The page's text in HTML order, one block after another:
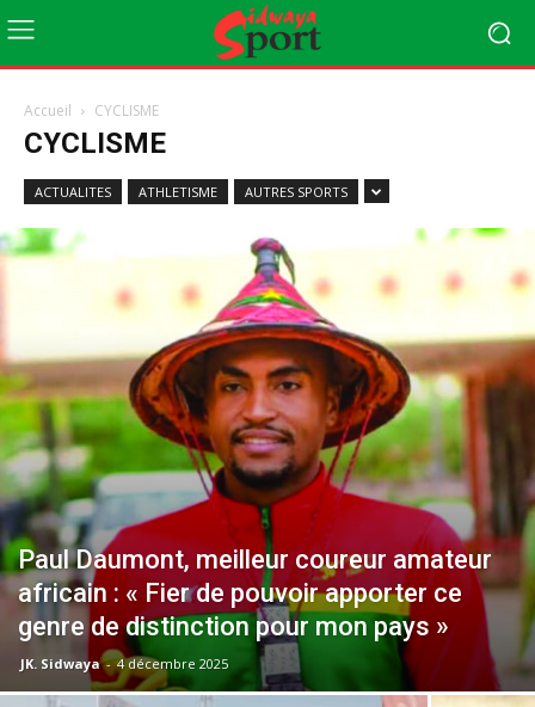
Accueil CYCLISME
CYCLISME
ACTUALITES ATHLETISME AUTRES SPORTS
Paul Daumont, meilleur coureur amateur
africain : « Fier de pouvoir apporter ce
genre de distinction pour mon pays »
JK. Sidwaya - 4 décembre 2025